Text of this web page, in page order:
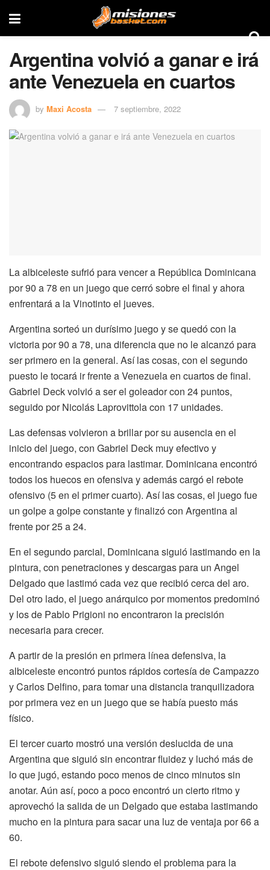
Argentina volvió a ganar e irá
ante Venezuela en cuartos
by Maxi Acosta 7 septiembre, 2022
La albiceleste sufrió para vencer a República Dominicana
por 90 a 78 en un juego que cerró sobre el final y ahora
enfrentará a la Vinotinto el jueves.
Argentina sorteó un durísimo juego y se quedó con la
victoria por 90 a 78, una diferencia que no le alcanzó para
ser primero en la general. Así las cosas, con el segundo
puesto le tocará ir frente a Venezuela en cuartos de final.
Gabriel Deck volvió a ser el goleador con 24 puntos,
seguido por Nicolás Laprovittola con 17 unidades.
Las defensas volvieron a brillar por su ausencia en el
inicio del juego, con Gabriel Deck muy efectivo y
encontrando espacios para lastimar. Dominicana encontró
todos los huecos en ofensiva y además cargó el rebote
ofensivo (5 en el primer cuarto). Así las cosas, el juego fue
un golpe a golpe constante y finalizó con Argentina al
frente por 25 a 24.
En el segundo parcial, Dominicana siguió lastimando en la
pintura, con penetraciones y descargas para un Angel
Delgado que lastimó cada vez que recibió cerca del aro.
Del otro lado, el juego anárquico por momentos predominó
y los de Pablo Prigioni no encontraron la precisión
necesaria para crecer.
A partir de la presión en primera línea defensiva, la
albiceleste encontró puntos rápidos cortesía de Campazzo
y Carlos Delfino, para tomar una distancia tranquilizadora
por primera vez en un juego que se había puesto más
físico.
El tercer cuarto mostró una versión deslucida de una
Argentina que siguió sin encontrar fluidez y luchó más de
lo que jugó, estando poco menos de cinco minutos sin
anotar. Aún así, poco a poco encontró un cierto ritmo y
aprovechó la salida de un Delgado que estaba lastimando
mucho en la pintura para sacar una luz de ventaja por 66 a
60.
El rebote defensivo siguió siendo el problema para la